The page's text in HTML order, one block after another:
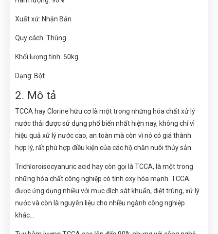
Xuất xứ: Nhận Bản
Quy cách: Thùng
Khối lượng tịnh: 50kg
Dạng: Bột
2. Mô tả
TCCA hay Clorine hữu cơ là một trong những hóa chất xử lý
nước thải được sử dụng phổ biến nhất hiện nay, không chỉ vì
hiệu quả xử lý nước cao, an toàn mà còn vì nó có giá thành
hợp lý, rất phù hợp điều kiện của các hộ chăn nuôi thủy sản.
Trichloroisocyanuric acid hay còn gọi là TCCA, là một trong
những hóa chất công nghiệp có tính oxy hóa mạnh. TCCA
được ứng dụng nhiều với mục đích sát khuẩn, diệt trùng, xử lý
nước và còn là nguyên liệu cho nhiều ngành công nghiệp
khác…